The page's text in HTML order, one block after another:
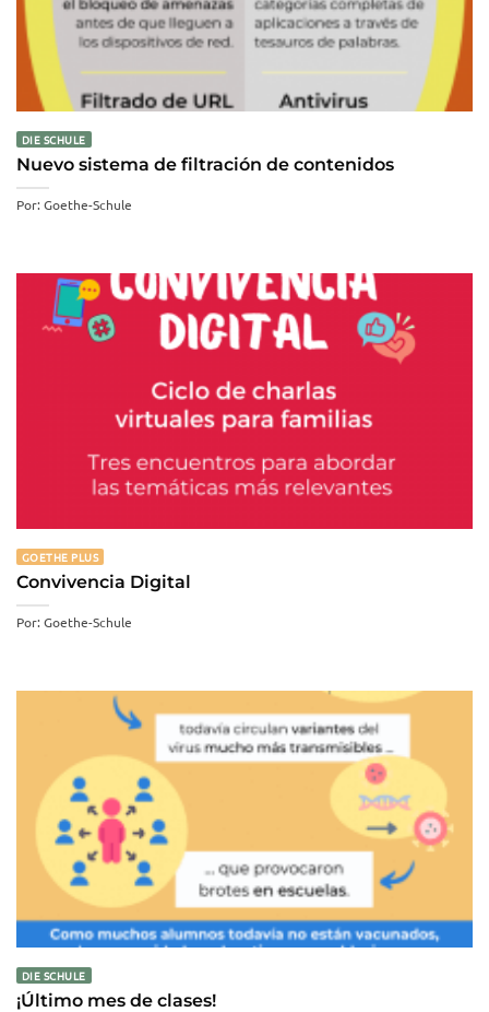
DIE SCHULE
Nuevo sistema de filtración de contenidos
Por: Goethe-Schule
GOETHE PLUS
Convivencia Digital
Por: Goethe-Schule
DIE SCHULE
¡Último mes de clases!